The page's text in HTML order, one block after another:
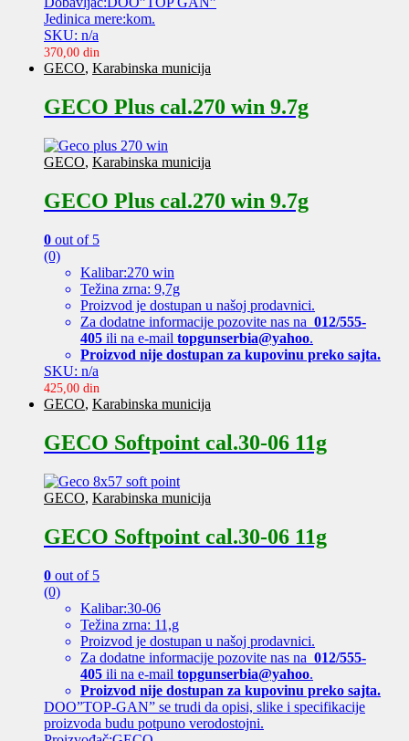
Jedinica mere:kom.
SKU: n/a
370,00 din
GECO, Karabinska municija
GECO Plus cal.270 win 9.7g
GECO, Karabinska municija
GECO Plus cal.270 win 9.7g
0 out of 5
(0)
Kalibar:270 win
Težina zrna: 9,7g
Proizvod je dostupan u našoj prodavnici.
Za dodatne informacije pozovite nas na 012/555-
405 ili na e-mail topgunserbia@yahoo.
Proizvod nije dostupan za kupovinu preko sajta.
SKU: n/a
425,00 din
GECO, Karabinska municija
GECO Softpoint cal.30-06 11g
GECO, Karabinska municija
GECO Softpoint cal.30-06 11g
0 out of 5
(0)
Kalibar:30-06
Težina zrna: 11,g
Proizvod je dostupan u našoj prodavnici.
Za dodatne informacije pozovite nas na 012/555-
405 ili na e-mail topgunserbia@yahoo.
Proizvod nije dostupan za kupovinu preko sajta.
DOO”TOP-GAN” se trudi da opisi, slike i specifikacije
proizvoda budu potpuno verodostojni.